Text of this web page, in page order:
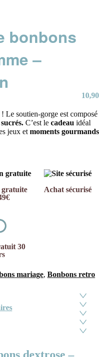
bonbons
–
10,90
Le soutien-gorge est composé
sucrés. C’est le cadeau idéal
jeux et moments
Achat sécurisé
30
mariage, Bonbons retro